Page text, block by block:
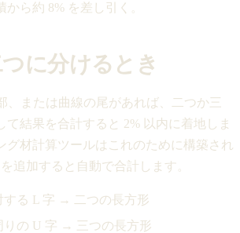
ら約 8% を差し引く。
に分けるとき
、または曲線の尾があれば、二つか三
て結果を合計すると 2% 以内に着地しま
グ材計算ツールはこれのために構築され
追加すると自動で合計します。
する L 字 → 二つの長方形
りの U 字 → 三つの長方形